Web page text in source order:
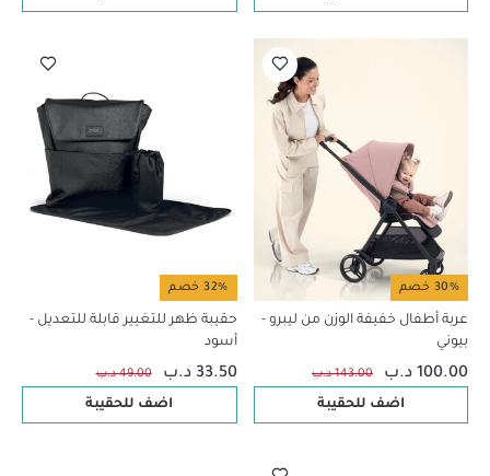
30% خصم
عربة أطفال خفيفة الوزن من ليبرو -
بيوني
100.00 د.ب 143.00 د.ب
اضف للحقيبة
32% خصم
حقيبة ظهر للتغيير قابلة للتعديل -
أسود
33.50 د.ب 49.00 د.ب
اضف للحقيبة